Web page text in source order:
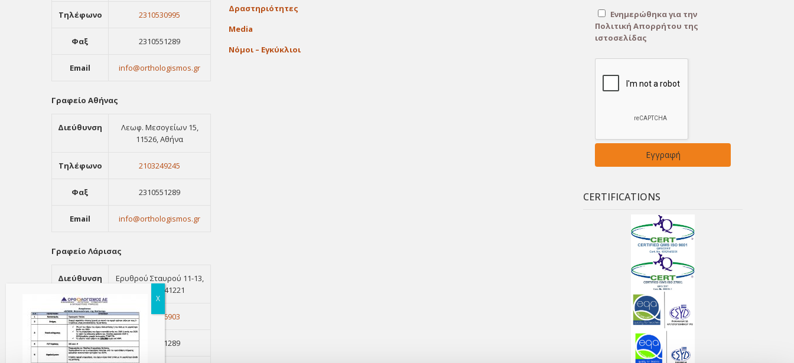
Τηλέφωνο 2310530995
Φαξ 2310551289
Email info@orthologismos.gr
Γραφείο Αθήνας
Διεύθυνση
Λεωφ. Μεσογείων 15,
11526, Αθήνα
Τηλέφωνο 2103249245
Φαξ 2310551289
Email info@orthologismos.gr
Γραφείο Λάρισας
Διεύθυνση
Ερυθρού Σταυρού 11-13,
Λάρισα, 41221
Τηλέφωνο 2411416903
Φαξ 2310551289
Δραστηριότητες
Media
Νόμοι – Εγκύκλιοι
Ενημερώθηκα για την
Πολιτική Απορρήτου της
ιστοσελίδας
CERTIFICATIONS